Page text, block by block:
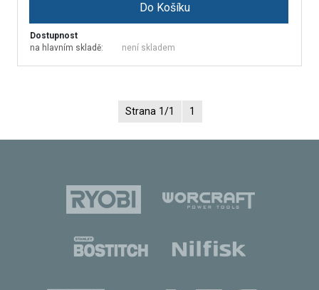
Do Košíku
Dostupnost
na hlavním skladě:
není skladem
Strana 1/1 1